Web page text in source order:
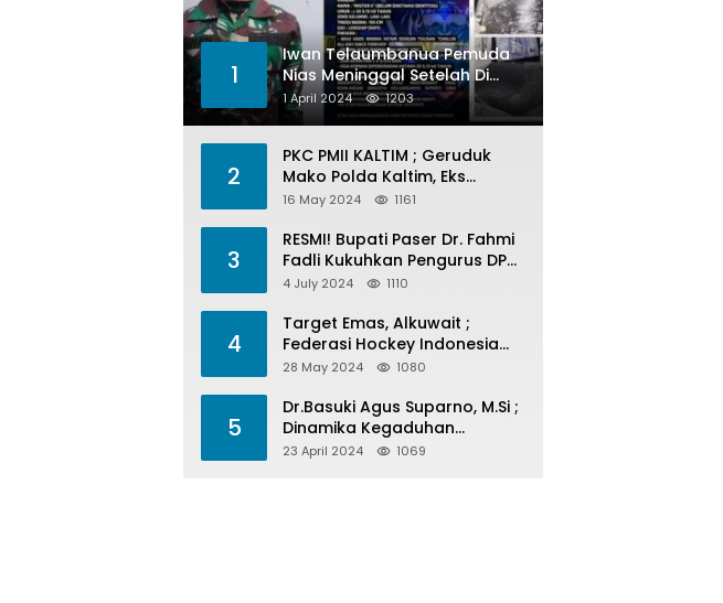
1
Iwan Telaumbanua Pemuda
Nias Meninggal Setelah Di
Habisi Oknum TNI AL
1 April 2024 1203
2
PKC PMII KALTIM ; Geruduk
Mako Polda Kaltim, Eks
Lubang Tambang Banyak
16 May 2024 1161
3
RESMI! Bupati Paser Dr. Fahmi
Fadli Kukuhkan Pengurus DPP
LAP 2024-2029
4 July 2024 1110
4
Target Emas, Alkuwait ;
Federasi Hockey Indonesia
Kota Balikpapan Siap Menjadi
28 May 2024 1080
5
Dr.Basuki Agus Suparno, M.Si ;
Dinamika Kegaduhan
Komunikasi Politik Jelang
23 April 2024 1069